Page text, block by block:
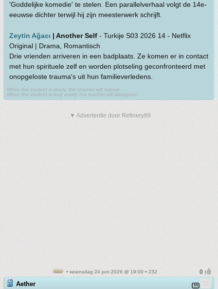
'Goddelijke komedie' te stelen. Een parallelverhaal volgt de 14e-
eeuwse dichter terwijl hij zijn meesterwerk schrijft.
Zeytin Ağacı | Another Self - Turkije S03 2026 14 - Netflix
Original | Drama, Romantisch
Drie vrienden arriveren in een badplaats. Ze komen er in contact
met hun spirituele zelf en worden plotseling geconfronteerd met
onopgeloste trauma's uit hun familieverledens.
When the student is ready, the teacher will appear.
When the student is truly ready, the teacher will disappear.
▼ Advertentie door Refinery89
• woensdag 24 juni 2026 @ 19:00 • 232
Aether